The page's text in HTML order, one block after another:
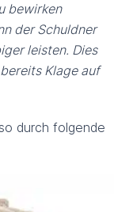
bewirken
der Schuldner
leisten. Dies
Klage auf
durch folgende